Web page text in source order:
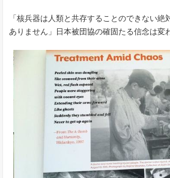
「核兵器は人類と共存することのできない
ありません」日本被団協の確固たる信念は変